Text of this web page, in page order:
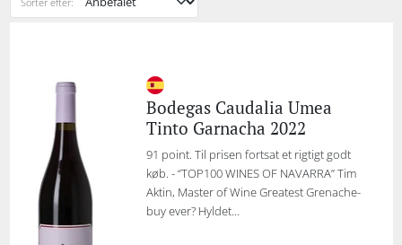
Bodegas Caudalia Umea
Tinto Garnacha 2022
91 point. Til prisen fortsat et rigtigt godt
køb. - “TOP100 WINES OF NAVARRA” Tim
Aktin, Master of Wine Greatest Grenache-
buy ever? Hyldet...